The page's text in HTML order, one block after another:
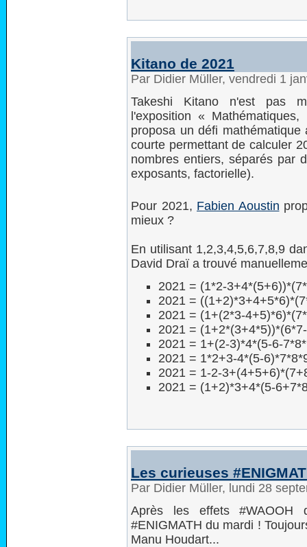
Kitano de 2021
Par Didier Müller, vendredi 1
Takeshi Kitano n'est pas
l'exposition «
proposa un défi
courte permettant de calculer
nombres entiers, séparés par
exposants, factorielle).
Pour 2021, Fabien Aoustin
mieux ?
En utilisant 1,2,3,4,5,6,7,8,9
David Draï a trouvé
2021 = (1*2-
2021 =
2021 = (1+(2*3-
2021 =
2021 = 1+(2-3)*4*(5-6-
2021 = 1*2+3-4*(5-
2021 = 1-2-
2021 = (1+2)*3+4*(5-
Les curieuses
Par Didier Müller, lundi 28
Après les effets #WAOOH
#ENIGMATH du mardi !
Manu Houdart...